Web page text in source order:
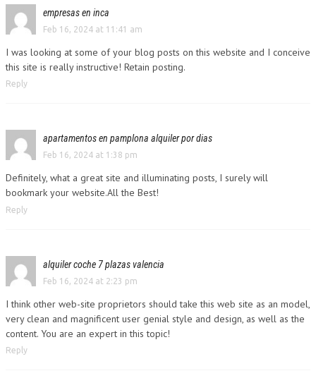
empresas en inca
Feb 16, 2024 at 11:41 am
I was looking at some of your blog posts on this website and I conceive
this site is really instructive! Retain posting.
Reply
apartamentos en pamplona alquiler por dias
Feb 16, 2024 at 1:38 pm
Definitely, what a great site and illuminating posts, I surely will
bookmark your website.All the Best!
Reply
alquiler coche 7 plazas valencia
Feb 16, 2024 at 2:23 pm
I think other web-site proprietors should take this web site as an model,
very clean and magnificent user genial style and design, as well as the
content. You are an expert in this topic!
Reply